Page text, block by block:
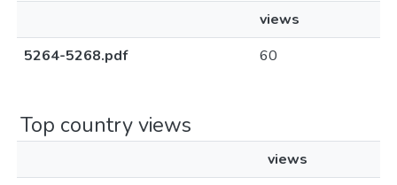
views
5264-5268.pdf
60
Top country views
views